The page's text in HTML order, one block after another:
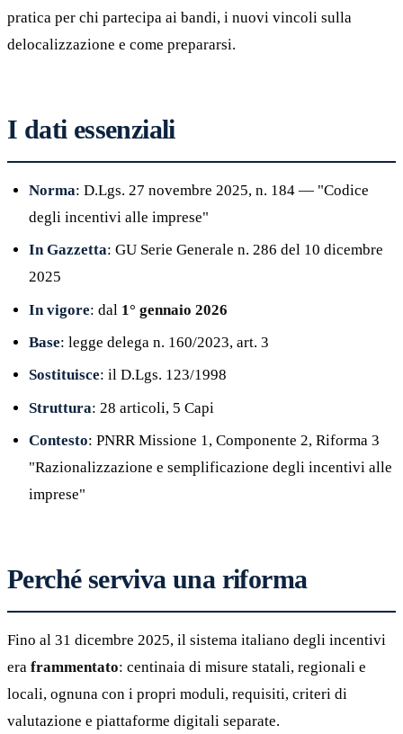
pratica per chi partecipa ai bandi, i nuovi vincoli sulla
delocalizzazione e come prepararsi.
I dati essenziali
Norma: D.Lgs. 27 novembre 2025, n. 184 — "Codice
degli incentivi alle imprese"
In Gazzetta: GU Serie Generale n. 286 del 10 dicembre
2025
In vigore: dal 1° gennaio 2026
Base: legge delega n. 160/2023, art. 3
Sostituisce: il D.Lgs. 123/1998
Struttura: 28 articoli, 5 Capi
Contesto: PNRR Missione 1, Componente 2, Riforma 3
"Razionalizzazione e semplificazione degli incentivi alle
imprese"
Perché serviva una riforma
Fino al 31 dicembre 2025, il sistema italiano degli incentivi
era frammentato: centinaia di misure statali, regionali e
locali, ognuna con i propri moduli, requisiti, criteri di
valutazione e piattaforme digitali separate.